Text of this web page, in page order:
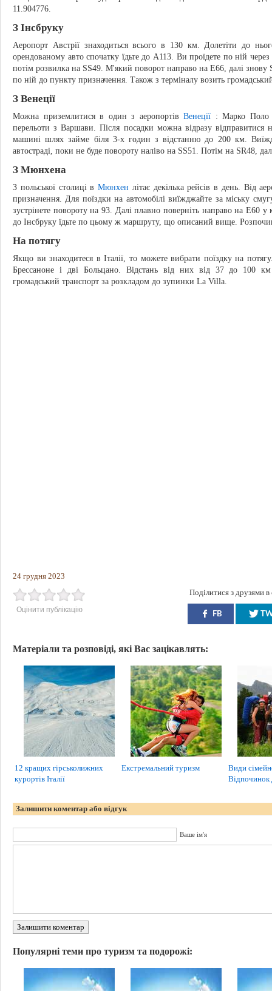
11.904776.
З Інсбруку
Аеропорт Австрії знаходиться всього в 130 км. Долетіти до
орендованому авто спочатку їдьте до А113. Ви проїдете по ній
потім розвилка на SS49. М'який поворот направо на Е66, далі знову
по ній до пункту призначення. Також з терміналу возить
З Венеції
Можна приземлитися в один з аеропортівВенеції : Марко Поло
перельоти з Варшави. Після посадки можна відразу відправитися
машині шлях займе біля 3-х годин з відстанню до 200 км.
автостраді, поки не буде повороту наліво на SS51. Потім на SR48,
З Мюнхена
З польської столиці в Мюнхен літає декілька рейсів в день. Від
призначення. Для поїздки на автомобілі виїжджайте за міську
зустрінете повороту на 93. Далі плавно поверніть направо на Е60 у
до Інсбруку їдьте по цьому ж маршруту, що описаний вище.
На потягу
Якщо ви знаходитеся в Італії, то можете вибрати поїздку на
Брессаноне і дві Больцано. Відстань від них від 37 до 100
громадський транспорт за розкладом до зупинки La Villa.
24 грудня 2023
Оцінити публікацію
Поділитися з друзями
FB
Матеріали та розповіді, які Вас зацікавлять:
12 кращих гірськолижних
курортів Італії
Екстремальний туризм
Види
Залишити коментар або відгук
Ваше ім'я
Залишити коментар
Популярні теми про туризм та подорожі: